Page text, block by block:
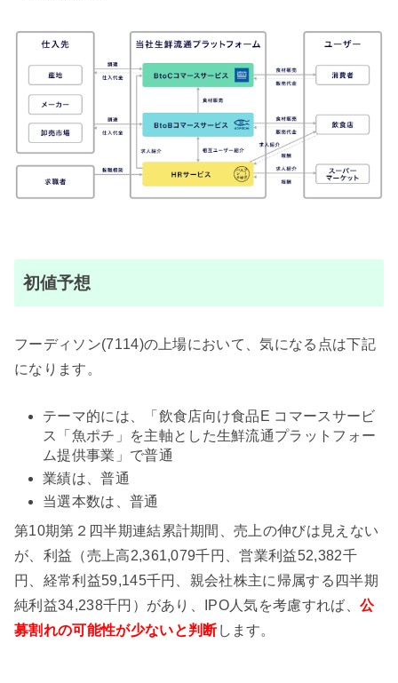
初値予想
フーディソン(7114)の上場において、気になる点は下記
になります。
テーマ的には、「飲食店向け食品E コマースサービ
ス「魚ポチ」を主軸とした生鮮流通プラットフォー
ム提供事業」で普通
業績は、普通
当選本数は、普通
第10期第２四半期連結累計期間、売上の伸びは見えない
が、利益（売上高2,361,079千円、営業利益52,382千
円、経常利益59,145千円、親会社株主に帰属する四半期
純利益34,238千円）があり、IPO人気を考慮すれば、 公
募割れの可能性が少ないと判断します。